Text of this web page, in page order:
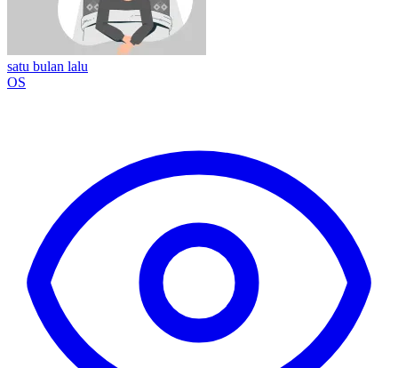
satu bulan lalu
OS